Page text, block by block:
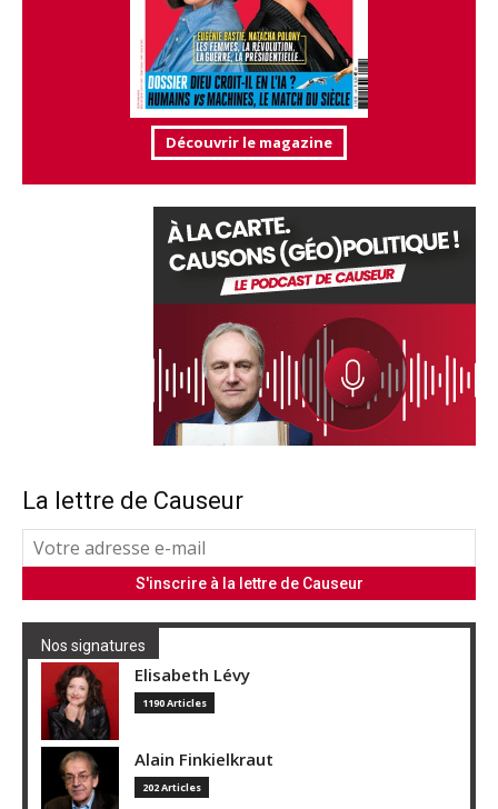
Découvrir le magazine
La lettre de Causeur
Nos signatures
Elisabeth Lévy
1190 Articles
Alain Finkielkraut
202 Articles